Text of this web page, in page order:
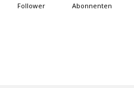
Follower Abonnenten